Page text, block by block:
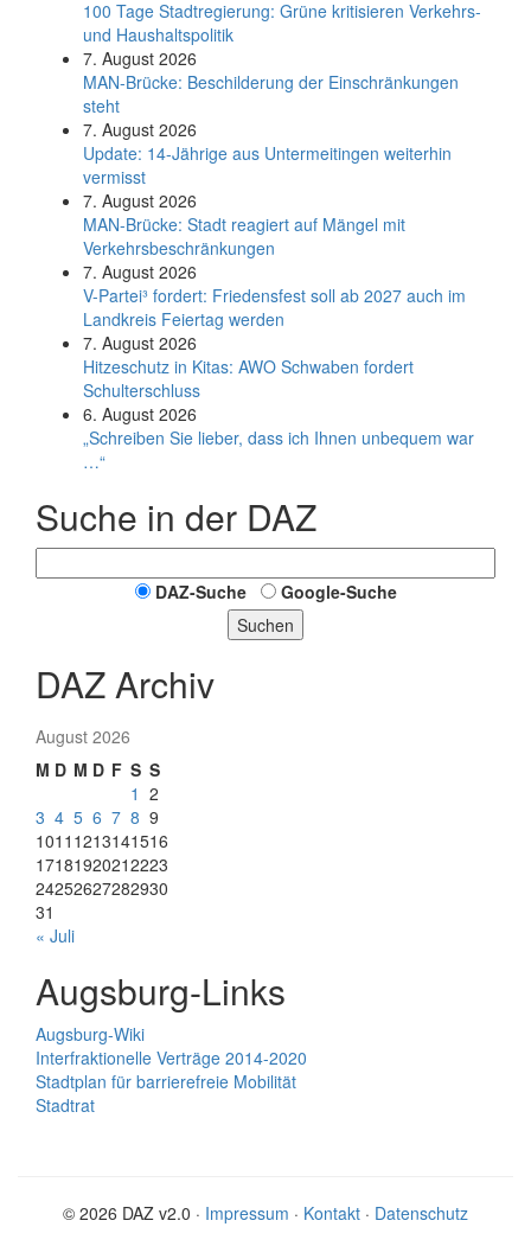
100 Tage Stadtregierung: Grüne kritisieren Verkehrs-
und Haushaltspolitik
7. August 2026
MAN-Brücke: Beschilderung der Einschränkungen
steht
7. August 2026
Update: 14-Jährige aus Untermeitingen weiterhin
vermisst
7. August 2026
MAN-Brücke: Stadt reagiert auf Mängel mit
Verkehrsbeschränkungen
7. August 2026
V-Partei­³ fordert: Friedens­fest soll ab 2027 auch im
Land­kreis Feier­tag werden
7. August 2026
Hitzeschutz in Kitas: AWO Schwaben fordert
Schulterschluss
6. August 2026
„Schreiben Sie lieber, dass ich Ihnen unbequem war
…“
Suche in der DAZ
DAZ-Suche
Google-Suche
Suchen
DAZ Archiv
August 2026
M D M D F S S
1 2
3 4 5 6 7 8 9
1011 1213141516
17181920212223
24252627282930
31
« Juli
Augsburg-Links
Augsburg-Wiki
Interfraktionelle Verträge 2014-2020
Stadtplan für barrierefreie Mobilität
Stadtrat
© 2026 DAZ v2.0 · Impressum · Kontakt · Datenschutz